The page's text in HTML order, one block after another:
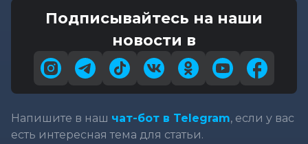
Подписывайтесь на наши
новости в
Напишите в наш чат-бот в Telegram, если у вас
есть интересная тема для статьи.